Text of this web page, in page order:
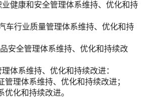
业健康和安全管理体系维持、优化和持
车行业质量管理体系维持、优化和持
安全管理体系维持、优化和持续改
体系维持、优化和持续改进：
理体系维持、优化和持续改进；
化和持续改进。